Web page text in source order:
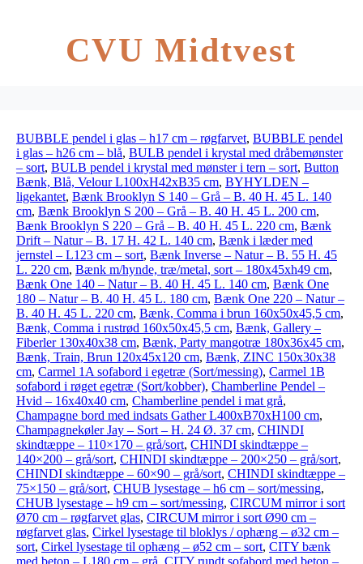
CVU Midtvest
BUBBLE pendel i glas – h17 cm – røgfarvet, BUBBLE pendel
i glas – h26 cm – blå, BULB pendel i krystal med dråbemønster
– sort, BULB pendel i krystal med mønster i tern – sort, Button
Bænk, Blå, Velour L100xH42xB35 cm, BYHYLDEN –
ligekantet, Bænk Brooklyn S 140 – Grå – B. 40 H. 45 L. 140
cm, Bænk Brooklyn S 200 – Grå – B. 40 H. 45 L. 200 cm,
Bænk Brooklyn S 220 – Grå – B. 40 H. 45 L. 220 cm, Bænk
Drift – Natur – B. 17 H. 42 L. 140 cm, Bænk i læder med
jernstel – L123 cm – sort, Bænk Inverse – Natur – B. 55 H. 45
L. 220 cm, Bænk m/hynde, træ/metal, sort – 180x45xh49 cm,
Bænk One 140 – Natur – B. 40 H. 45 L. 140 cm, Bænk One
180 – Natur – B. 40 H. 45 L. 180 cm, Bænk One 220 – Natur –
B. 40 H. 45 L. 220 cm, Bænk, Comma i brun 160x50x45,5 cm,
Bænk, Comma i rustrød 160x50x45,5 cm, Bænk, Gallery –
Fiberler 130x40x38 cm, Bænk, Party mangotræ 180x36x45 cm,
Bænk, Train, Brun 120x45x120 cm, Bænk, ZINC 150x30x38
cm, Carmel 1A sofabord i egetræ (Sort/messing), Carmel 1B
sofabord i røget egetræ (Sort/kobber), Chamberline Pendel –
Hvid – 16x40x40 cm, Chamberline pendel i mat grå,
Champagne bord med indsats Gather L400xB70xH100 cm,
Champagnekøler Jay – Sort – H. 24 Ø. 37 cm, CHINDI
skindtæppe – 110×170 – grå/sort, CHINDI skindtæppe –
140×200 – grå/sort, CHINDI skindtæppe – 200×250 – grå/sort,
CHINDI skindtæppe – 60×90 – grå/sort, CHINDI skindtæppe –
75×150 – grå/sort, CHUB lysestage – h6 cm – sort/messing,
CHUB lysestage – h9 cm – sort/messing, CIRCUM mirror i sort
Ø70 cm – røgfarvet glas, CIRCUM mirror i sort Ø90 cm –
røgfarvet glas, Cirkel lysestage til bloklys / ophæng – ø32 cm –
sort, Cirkel lysestage til ophæng – ø52 cm – sort, CITY bænk
med beton – L180 cm – grå, CITY rundt sofabord med beton –